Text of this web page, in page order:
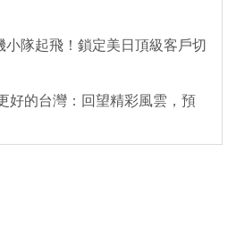
隊起飛！鎖定美日頂級客戶切
好的台灣：回望精彩風雲，預